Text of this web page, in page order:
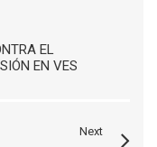
EL
EN VES
Next